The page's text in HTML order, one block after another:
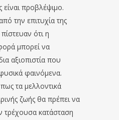
είναι προβλέψιμο.
την επιτυχία της
ότι η
μπορεί να
αξιοπιστία που
φαινόμενα.
τα μελλοντικά
ζωής θα πρέπει να
τρέχουσα κατάσταση